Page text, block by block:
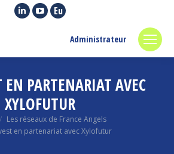
Linkedin
in
window
YouTube
in
window
Euroquity
opens
in
window
Administrateur
EN PARTENARIAT AVEC
XYLOFUTUR
Les réseaux de France Angels
en partenariat avec Xylofutur